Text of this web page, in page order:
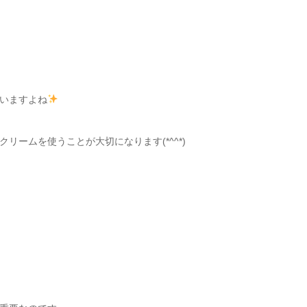
ますよね
リームを使うことが大切になります(*^^*)